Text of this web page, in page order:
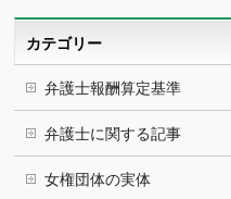
カテゴリー
弁護士報酬算定基準
弁護士に関する記事
女権団体の実体